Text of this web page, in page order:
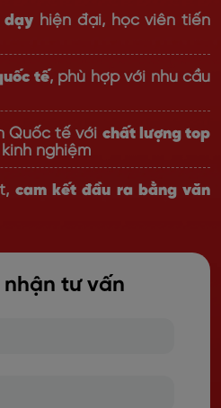
dạy hiện đại, học viên tiến
tế, phù hợp với nhu cầu
Quốc tế với chất lượng top
nghiệm
cam kết đầu ra bằng văn
tư vấn